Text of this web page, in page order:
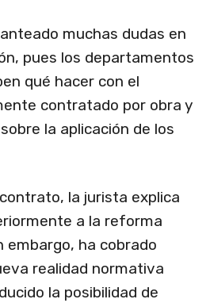
muchas dudas en
pues los departamentos
qué hacer con el
contratado por obra y
la aplicación de los
la jurista explica
a la reforma
embargo, ha cobrado
realidad normativa
la posibilidad de